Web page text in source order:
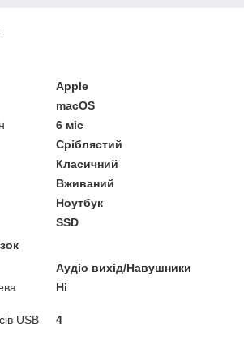
Apple
macOS
6 міс
Сріблястий
Класичний
Вживаний
Ноутбук
SSD
Аудіо вихід/Навушники
Ні
USB
4